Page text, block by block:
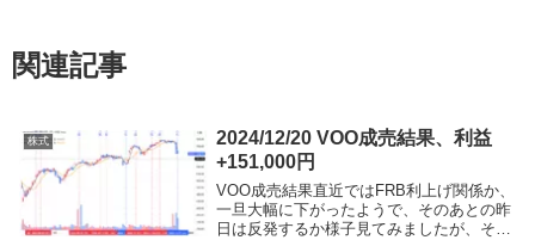
関連記事
株式
2024/12/20 VOO成売結果、利益
+151,000円
VOO成売結果直近ではFRB利上げ関係か、
一旦大幅に下がったようで、そのあとの昨
日は反発するか様子見てみましたが、それ